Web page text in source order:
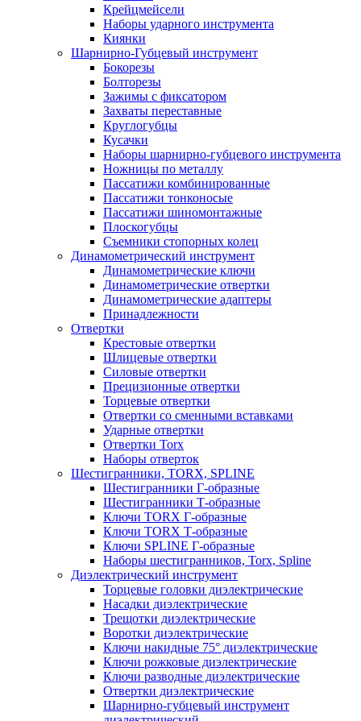
Крейцмейсели
Наборы ударного инструмента
Киянки
Шарнирно-Губцевый инструмент
Бокорезы
Болторезы
Зажимы с фиксатором
Захваты переставные
Круглогубцы
Кусачки
Наборы шарнирно-губцевого инструмента
Ножницы по металлу
Пассатижи комбинированные
Пассатижи тонконосые
Пассатижи шиномонтажные
Плоскогубцы
Съемники стопорных колец
Динамометрический инструмент
Динамометрические ключи
Динамометрические отвертки
Динамометрические адаптеры
Принадлежности
Отвертки
Крестовые отвертки
Шлицевые отвертки
Силовые отвертки
Прецизионные отвертки
Торцевые отвертки
Отвертки со сменными вставками
Ударные отвертки
Отвертки Torx
Наборы отверток
Шестигранники, TORX, SPLINE
Шестигранники Г-образные
Шестигранники Т-образные
Ключи TORX Г-образные
Ключи TORX Т-образные
Ключи SPLINE Г-образные
Наборы шестигранников, Torx, Spline
Диэлектрический инструмент
Торцевые головки диэлектрические
Насадки диэлектрические
Трещотки диэлектрические
Воротки диэлектрические
Ключи накидные 75° диэлектрические
Ключи рожковые диэлектрические
Ключи разводные диэлектрические
Отвертки диэлектрические
Шарнирно-губцевый инструмент